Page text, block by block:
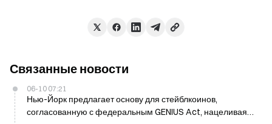
Связанные новости
06-10 07:21
Нью-Йорк предлагает основу для стейблкоинов,
согласованную с федеральным GENIUS Act, нацеливаясь